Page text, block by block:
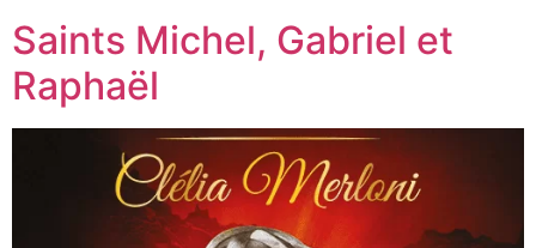
Saints Michel, Gabriel et
Raphaël